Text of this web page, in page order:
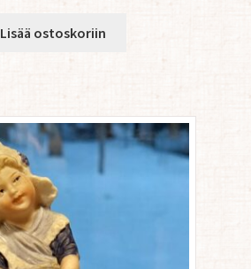
Lisää ostoskoriin